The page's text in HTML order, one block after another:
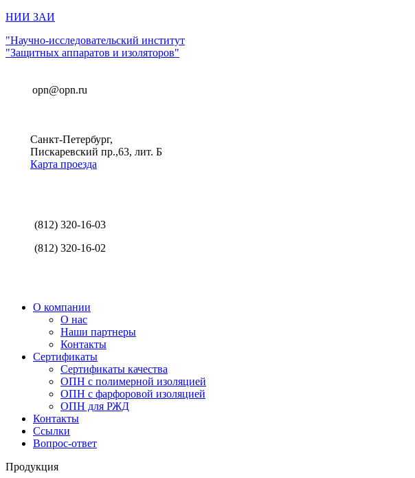
НИИ ЗАИ
"Научно-исследовательский институт
"Защитных аппаратов и изоляторов"
opn@opn.ru
Санкт-Петербург,
Пискаревский пр.,63, лит. Б
Карта проезда
(812) 320-16-03
(812) 320-16-02
О компании
О нас
Наши партнеры
Контакты
Сертификаты
Сертификаты качества
ОПН с полимерной изоляцией
ОПН с фарфоровой изоляцией
ОПН для РЖД
Контакты
Ссылки
Вопрос-ответ
Продукция